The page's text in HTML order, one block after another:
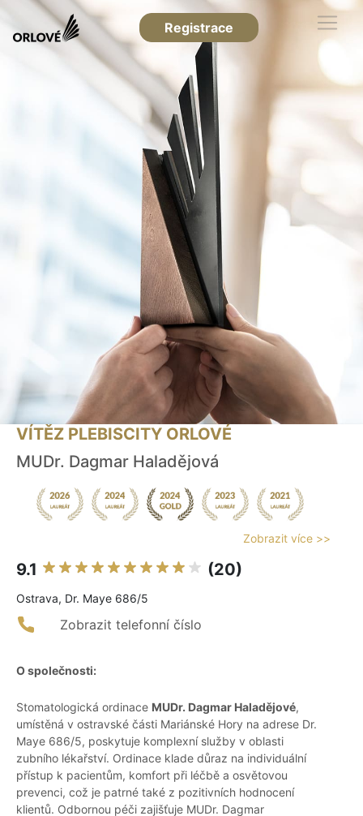
Registrace
VÍTĚZ PLEBISCITY ORLOVÉ
MUDr. Dagmar Haladějová
Zobrazit více >>
9.1 (20)
Ostrava, Dr. Maye 686/5
Zobrazit telefonní číslo
O společnosti:
Stomatologická ordinace MUDr. Dagmar Haladějové,
umístěná v ostravské části Mariánské Hory na adrese Dr.
Maye 686/5, poskytuje komplexní služby v oblasti
zubního lékařství. Ordinace klade důraz na individuální
přístup k pacientům, komfort při léčbě a osvětovou
prevenci, což je patrné také z pozitivních hodnocení
klientů. Odbornou péči zajišťuje MUDr. Dagmar